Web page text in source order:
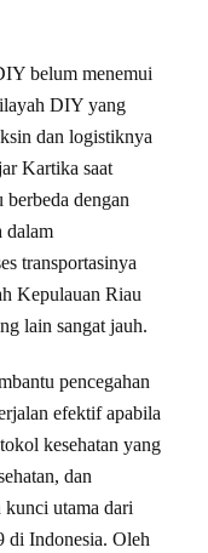
belum menemui
DIY yang
dan logistiknya
Kartika saat
dengan
dalam
transportasinya
Kepulauan Riau
lain sangat jauh.
pencegahan
efektif apabila
kesehatan yang
dan
kunci utama dari
di Indonesia. Oleh